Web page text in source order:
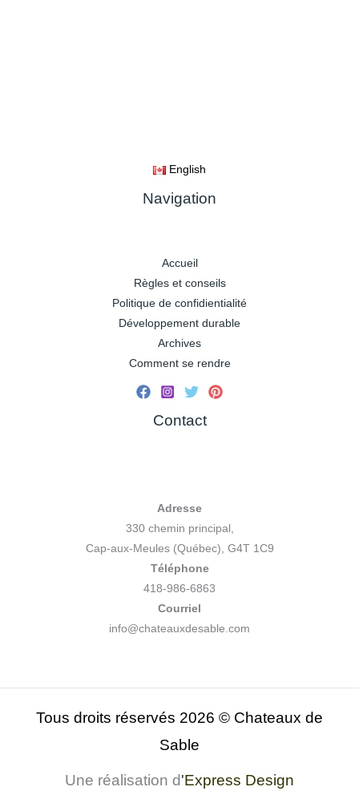
English
Navigation
Accueil
Règles et conseils
Politique de confidientialité
Développement durable
Archives
Comment se rendre
Contact
Adresse
330 chemin principal,
Cap-aux-Meules (Québec), G4T 1C9
Téléphone
418-986-6863
Courriel
info@chateauxdesable.com
Tous droits réservés 2026 © Chateaux de
Sable
Une réalisation d'Express Design